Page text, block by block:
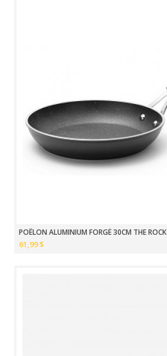
POÊLON ALUMINIUM FORGÉ 30CM THE ROCK
61,99 $